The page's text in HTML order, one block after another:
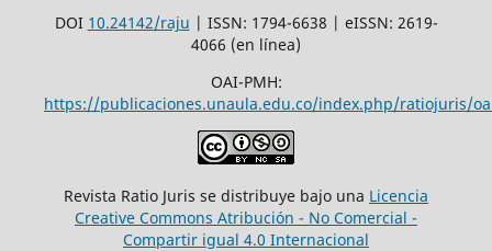
DOI 10.24142/raju | ISSN: 1794-6638 | eISSN: 2619-
4066 (en línea)
OAI-PMH:
https://publicaciones.unaula.edu.co/index.php/ratiojuris/
Revista Ratio Juris se distribuye bajo una Licencia
Creative Commons Atribución - No Comercial -
Compartir igual 4.0 Internacional